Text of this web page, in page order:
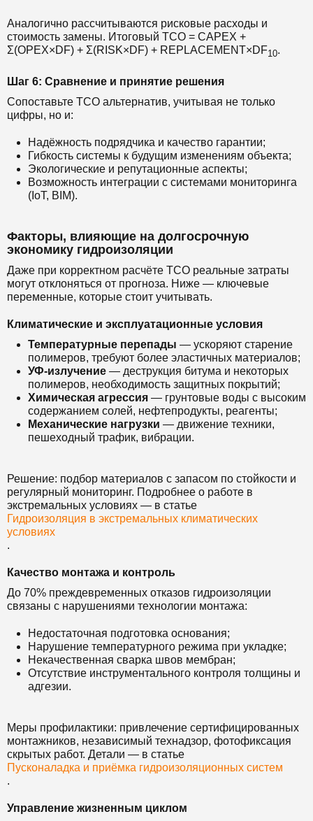
Аналогично рассчитываются рисковые расходы и
стоимость замены. Итоговый TCO = CAPEX +
Σ(OPEX×DF) + Σ(RISK×DF) + REPLACEMENT×DF10.
Шаг 6: Сравнение и принятие решения
Сопоставьте TCO альтернатив, учитывая не только
цифры, но и:
Надёжность подрядчика и качество гарантии;
Гибкость системы к будущим изменениям объекта;
Экологические и репутационные аспекты;
Возможность интеграции с системами мониторинга
(IoT, BIM).
Факторы, влияющие на долгосрочную
экономику гидроизоляции
Даже при корректном расчёте TCO реальные затраты
могут отклоняться от прогноза. Ниже — ключевые
переменные, которые стоит учитывать.
Климатические и эксплуатационные условия
Температурные перепады — ускоряют старение
полимеров, требуют более эластичных материалов;
УФ-излучение — деструкция битума и некоторых
полимеров, необходимость защитных покрытий;
Химическая агрессия — грунтовые воды с высоким
содержанием солей, нефтепродукты, реагенты;
Механические нагрузки — движение техники,
пешеходный трафик, вибрации.
Решение: подбор материалов с запасом по стойкости и
регулярный мониторинг. Подробнее о работе в
экстремальных условиях — в статье
Гидроизоляция в экстремальных климатических
условиях
.
Качество монтажа и контроль
До 70% преждевременных отказов гидроизоляции
связаны с нарушениями технологии монтажа:
Недостаточная подготовка основания;
Нарушение температурного режима при укладке;
Некачественная сварка швов мембран;
Отсутствие инструментального контроля толщины и
адгезии.
Меры профилактики: привлечение сертифицированных
монтажников, независимый технадзор, фотофиксация
скрытых работ. Детали — в статье
Пусконаладка и приёмка гидроизоляционных систем
.
Управление жизненным циклом